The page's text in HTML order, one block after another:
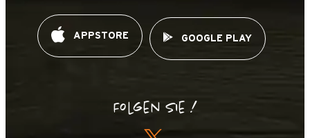
APPSTORE GOOGLE PLAY
Folgen Sie !